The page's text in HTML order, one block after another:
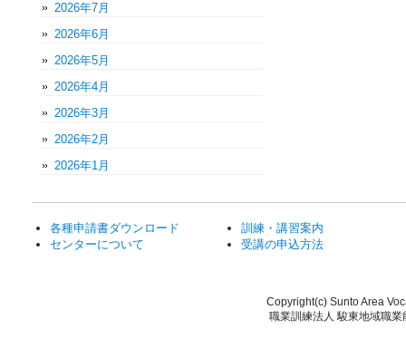
2026年7月
2026年6月
2026年5月
2026年4月
2026年3月
2026年2月
2026年1月
各種申請書ダウンロード
センターについて
訓練・講習案内
受講の申込方法
Copyright(c) Sunto Area
職業訓練法人 駿東地域職